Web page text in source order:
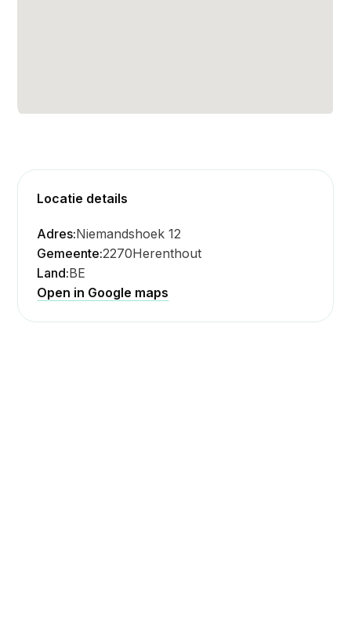
Locatie details
Adres:Niemandshoek 12
Gemeente:2270Herenthout
Land:BE
Open in Google maps